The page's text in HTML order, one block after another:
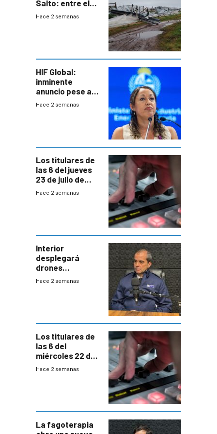
Salto: entre el
impacto
Hace 2 semanas
HIF Global:
inminente
anuncio pese a
declaración de
gobierno
Hace 2 semanas
Los titulares de
las 6 del jueves
23 de julio de
2026
Hace 2 semanas
Interior
desplegará
drones
autónomos para
Hace 2 semanas
Los titulares de
las 6 del
miércoles 22 de
julio de 2026
Hace 2 semanas
La fagoterapia